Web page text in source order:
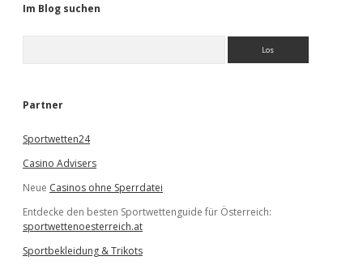
Im Blog suchen
e
Partner
Sportwetten24
Casino Advisers
Neue Casinos ohne Sperrdatei
Entdecke den besten Sportwettenguide für Österreich:
sportwettenoesterreich.at
Sportbekleidung & Trikots